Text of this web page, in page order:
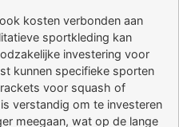
kosten verbonden aan
sportkleding kan
investering voor
kunnen specifieke sporten
voor squash of
verstandig om te investeren
meegaan, wat op de lange